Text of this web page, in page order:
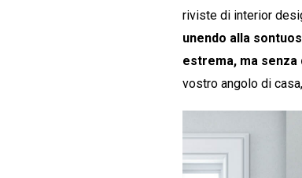
riviste di interior
unendo alla
estrema, ma senza
vostro angolo di